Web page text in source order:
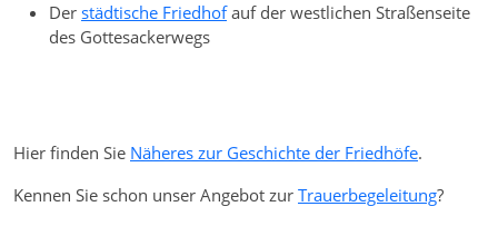
Der städtische Friedhofauf der westlichen Straßenseite
des Gottesackerwegs
Hier finden Sie Näheres zur Geschichte der Friedhöfe.
Kennen Sie schon unser Angebot zur Trauerbegeleitung?